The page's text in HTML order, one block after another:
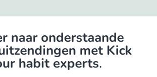
naar onderstaande
met Kick
habit experts.